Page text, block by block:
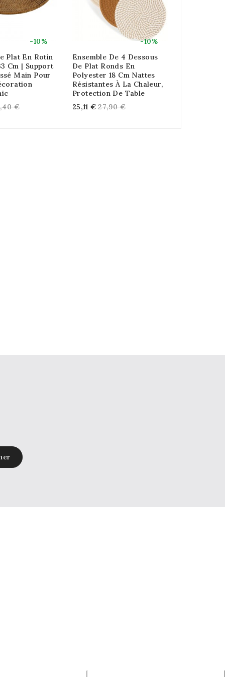
-10%
Plat En Rotin
Cm | Support
Main Pour
€
-10%
Ensemble De 4 Dessous
De Plat Ronds En
Polyester 18 Cm Nattes
Résistantes À La Chaleur,
Protection De Table
25,11 € Regular
27,90 €